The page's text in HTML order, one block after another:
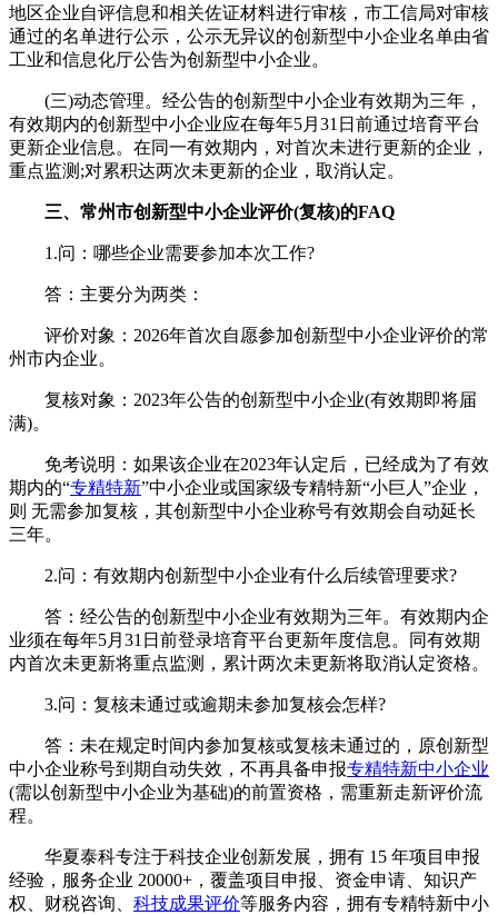
地区企业自评信息和相关佐证材料进行审核，市工信局对审核
通过的名单进行公示，公示无异议的创新型中小企业名单由省
工业和信息化厅公告为创新型中小企业。
(三)动态管理。经公告的创新型中小企业有效期为三年，
有效期内的创新型中小企业应在每年5月31日前通过培育平台
更新企业信息。在同一有效期内，对首次未进行更新的企业，
重点监测;对累积达两次未更新的企业，取消认定。
三、常州市创新型中小企业评价(复核)的FAQ
1.问：哪些企业需要参加本次工作?
答：主要分为两类：
评价对象：2026年首次自愿参加创新型中小企业评价的常
州市内企业。
复核对象：2023年公告的创新型中小企业(有效期即将届
满)。
免考说明：如果该企业在2023年认定后，已经成为了有效
期内的“专精特新”中小企业或国家级专精特新“小巨人”企业，
则 无需参加复核，其创新型中小企业称号有效期会自动延长
三年。
2.问：有效期内创新型中小企业有什么后续管理要求?
答：经公告的创新型中小企业有效期为三年。有效期内企
业须在每年5月31日前登录培育平台更新年度信息。同有效期
内首次未更新将重点监测，累计两次未更新将取消认定资格。
3.问：复核未通过或逾期未参加复核会怎样?
答：未在规定时间内参加复核或复核未通过的，原创新型
中小企业称号到期自动失效，不再具备申报专精特新中小企业
(需以创新型中小企业为基础)的前置资格，需重新走新评价流
程。
华夏泰科专注于科技企业创新发展，拥有 15 年项目申报
经验，服务企业 20000+，覆盖项目申报、资金申请、知识产
权、财税咨询、 科技成果评价等服务内容，拥有专精特新中小